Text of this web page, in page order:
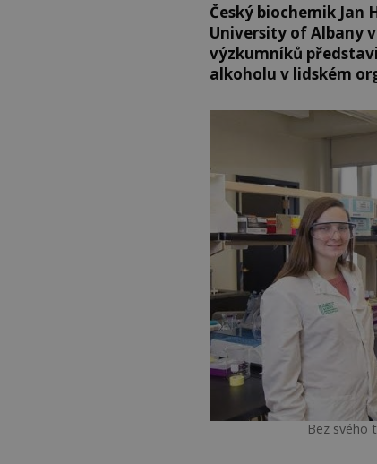
Český biochemik Jan
University of Albany
výzkumníků
alkoholu v lidském
Bez svého